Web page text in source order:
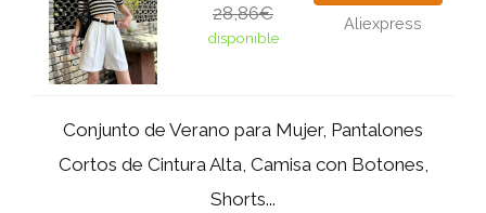
28,86€
disponible
Aliexpress
Conjunto de Verano para Mujer, Pantalones
Cortos de Cintura Alta, Camisa con Botones,
Shorts...